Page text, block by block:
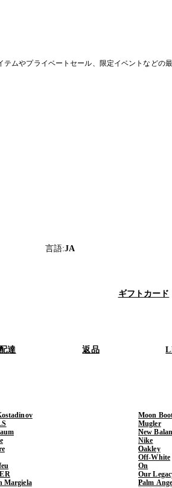
ムやプライベートセール、限定イベントなどの
言語:JA
ギフトカード
達 返品
Margiela
Moon
Mugler
New
Nike
Oakley
Off-White
On
Our
Palm